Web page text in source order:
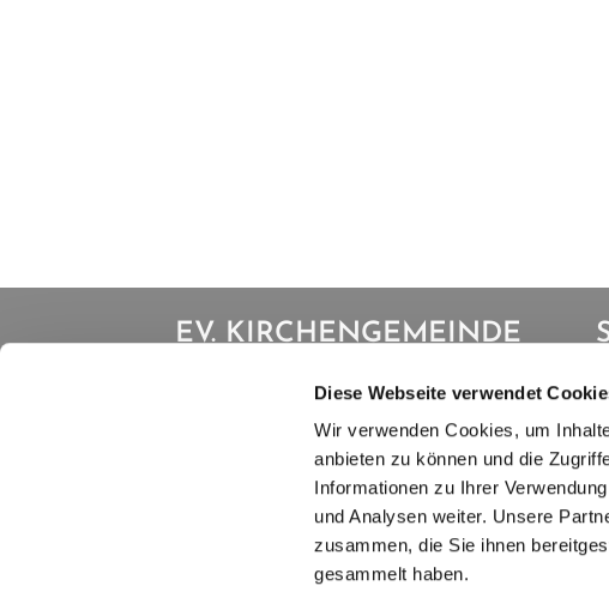
Diese Webseite verwendet
Wir verwenden Cookies, um
anbieten zu können und die
Informationen zu Ihrer
und Analysen weiter. Unsere
zusammen, die Sie ihnen
gesammelt haben.
EV. KIRCHENGEMEINDE
Kanalstraße 16 | 49477 Ibbenbüren
T: 05451 6480 | M:info.evibb@ekvw.de